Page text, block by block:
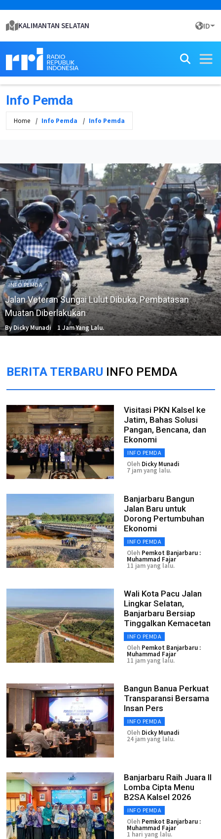
KALIMANTAN SELATAN ID
Info Pemda
Home Info Pemda Info Pemda
INFO PEMDA
Jalan Veteran Sungai Lulut Dibuka, Pembatasan
Muatan Diberlakukan
By Dicky Munadi 1 Jam Yang Lalu.
BERITA TERBARU INFO PEMDA
Visitasi PKN Kalsel ke
Jatim, Bahas Solusi
Pangan, Bencana, dan
Ekonomi
INFO PEMDA
Oleh Dicky Munadi
7 jam yang lalu.
Banjarbaru Bangun
Jalan Baru untuk
Dorong Pertumbuhan
Ekonomi
INFO PEMDA
Oleh Pemkot Banjarbaru :
Muhammad Fajar
11 jam yang lalu.
Wali Kota Pacu Jalan
Lingkar Selatan,
Banjarbaru Bersiap
Tinggalkan Kemacetan
INFO PEMDA
Oleh Pemkot Banjarbaru :
Muhammad Fajar
11 jam yang lalu.
Bangun Banua Perkuat
Transparansi Bersama
Insan Pers
INFO PEMDA
Oleh Dicky Munadi
24 jam yang lalu.
Banjarbaru Raih Juara II
Lomba Cipta Menu
B2SA Kalsel 2026
INFO PEMDA
Oleh Pemkot Banjarbaru :
Muhammad Fajar
1 hari yang lalu.